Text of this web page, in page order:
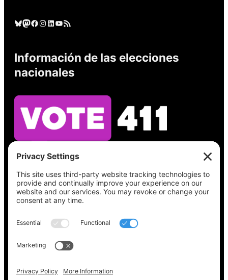
Cielo azul Mastodonte Facebook Instagram LinkedIn YouTube Feed RSS
Información de las elecciones
nacionales
Vea lo que hay en su boleta, encuentre su
lugar de votación, verifique el estado de su
registro y obtenga toda la información
electoral que necesita enVote411.org.
Por favor no utilice: